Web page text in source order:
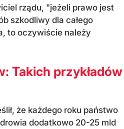
rządu, "jeżeli prawo jest
szkodliwy dla całego
to oczywiście należy
Takich przykładów
że każdego roku państwo
dodatkowo 20-25 mld